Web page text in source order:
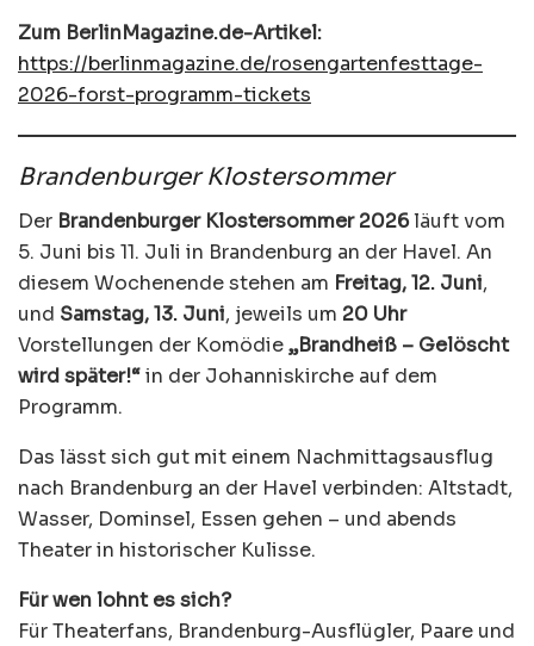
Zum BerlinMagazine.de-Artikel:
https://berlinmagazine.de/rosengartenfesttage-
2026-forst-programm-tickets
Brandenburger Klostersommer
Der Brandenburger Klostersommer 2026läuft vom
5. Juni bis 11. Juli in Brandenburg an der Havel. An
diesem Wochenende stehen am Freitag, 12. Juni,
und Samstag, 13. Juni, jeweils um 20 Uhr
Vorstellungen der Komödie„Brandheiß – Gelöscht
wird später!“in der Johanniskirche auf dem
Programm.
Das lässt sich gut mit einem Nachmittagsausflug
nach Brandenburg an der Havel verbinden: Altstadt,
Wasser, Dominsel, Essen gehen – und abends
Theater in historischer Kulisse.
Für wen lohnt es sich?
Für Theaterfans, Brandenburg-Ausflügler, Paare und